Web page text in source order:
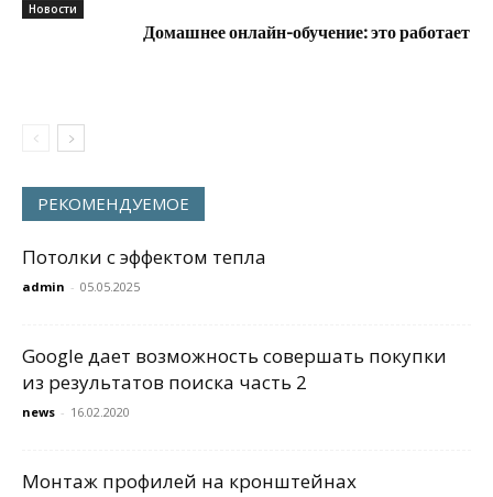
Новости
Домашнее онлайн-обучение: это работает
РЕКОМЕНДУЕМОЕ
Потолки с эффектом тепла
admin - 05.05.2025
Google дает возможность совершать покупки
из результатов поиска часть 2
news - 16.02.2020
Монтаж профилей на кронштейнах